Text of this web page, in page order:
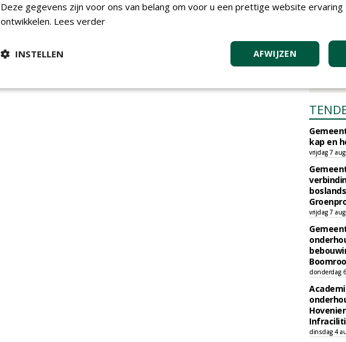
kap en
vrijdag 7
vrijdag 7
donderdag
dinsdag 4
Deze gegevens zijn voor ons van belang om voor u een prettige website ervaring
ontwikkelen. Lees verder
AFWIJZEN
INSTELLEN